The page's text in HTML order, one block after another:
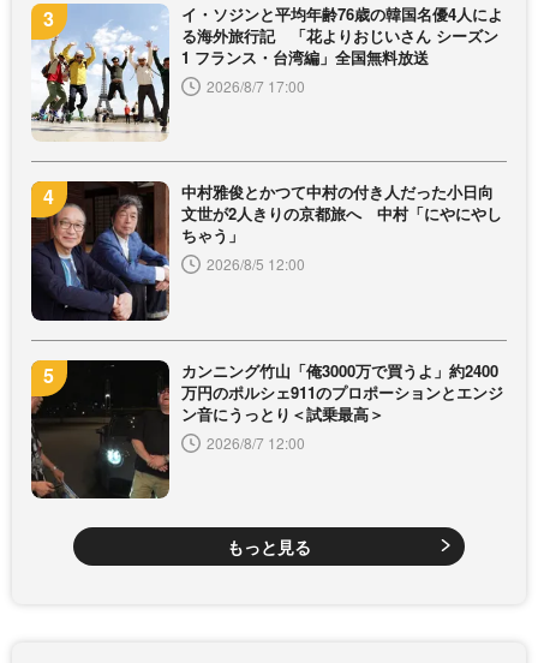
イ・ソジンと平均年齢76歳の韓国名優4人によ
る海外旅行記 「花よりおじいさん シーズン
1 フランス・台湾編」全国無料放送
2026/8/7 17:00
中村雅俊とかつて中村の付き人だった小日向
文世が2人きりの京都旅へ 中村「にやにやし
ちゃう」
2026/8/5 12:00
カンニング竹山「俺3000万で買うよ」約2400
万円のポルシェ911のプロポーションとエンジ
ン音にうっとり＜試乗最高＞
2026/8/7 12:00
もっと見る